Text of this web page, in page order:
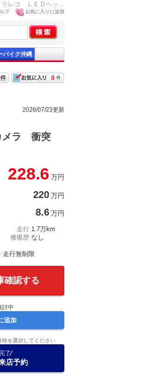
レコ ＬＥＤヘッ...
プ お気に入りに追加
バイク沖縄
0
2026/07/23更新
メラ 衝突
228.6 万円
220万円
8.6万円
走行 1.7万km
修復歴 なし
走行無制限
確認する
討中
追加
時を選択してください
了
店予約